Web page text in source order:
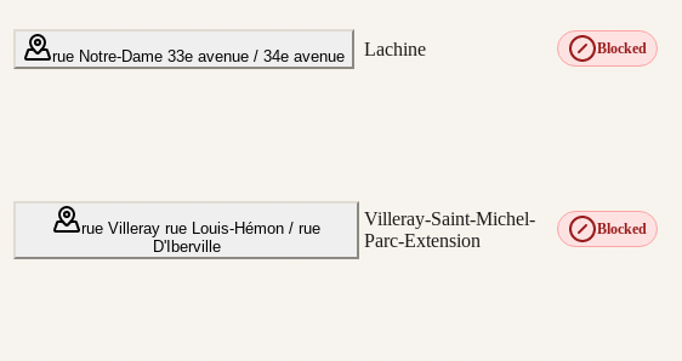
rue Notre-Dame 33e avenue / 34e avenue Lachine Blocked
rue Villeray rue Louis-Hémon / rue
D'Iberville
Villeray-Saint-Michel-
Parc-Extension
Blocked